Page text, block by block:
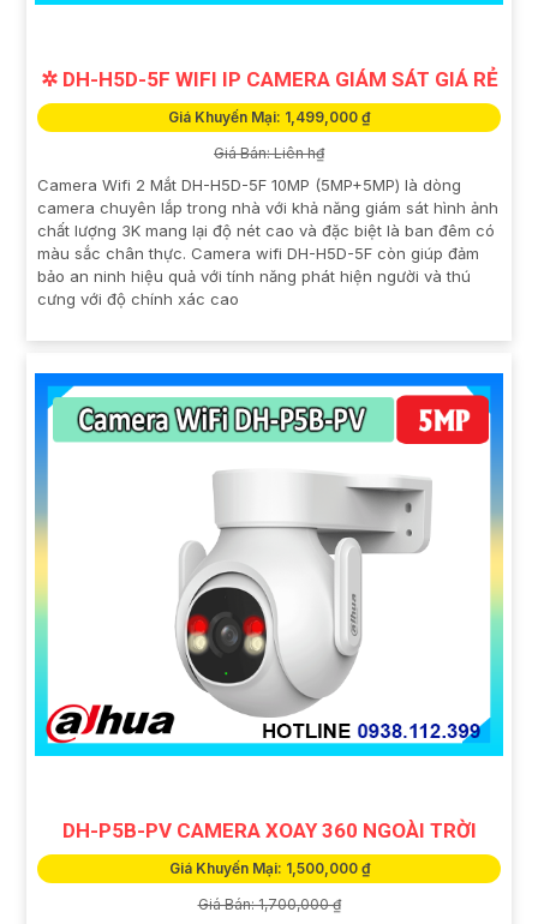
✲ DH-H5D-5F WIFI IP CAMERA GIÁM SÁT GIÁ RẺ
Giá Khuyến Mại: 1,499,000 ₫
Giá Bán: Liên h₫
Camera Wifi 2 Mắt DH-H5D-5F 10MP (5MP+5MP) là dòng
camera chuyên lắp trong nhà với khả năng giám sát hình ảnh
chất lượng 3K mang lại độ nét cao và đặc biệt là ban đêm có
màu sắc chân thực. Camera wifi DH-H5D-5F còn giúp đảm
bảo an ninh hiệu quả với tính năng phát hiện người và thú
cưng với độ chính xác cao
DH-P5B-PV CAMERA XOAY 360 NGOÀI TRỜI
Giá Khuyến Mại: 1,500,000 ₫
Giá Bán: 1,700,000 ₫